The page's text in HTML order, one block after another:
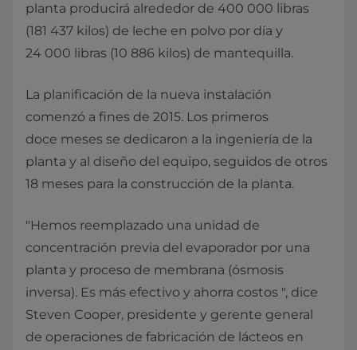
planta producirá alrededor de 400 000 libras
(181 437 kilos) de leche en polvo por día y
24 000 libras (10 886 kilos) de mantequilla.
La planificación de la nueva instalación
comenzó a fines de 2015. Los primeros
doce meses se dedicaron a la ingeniería de la
planta y al diseño del equipo, seguidos de otros
18 meses para la construcción de la planta.
"Hemos reemplazado una unidad de
concentración previa del evaporador por una
planta y proceso de membrana (ósmosis
inversa). Es más efectivo y ahorra costos ", dice
Steven Cooper, presidente y gerente general
de operaciones de fabricación de lácteos en